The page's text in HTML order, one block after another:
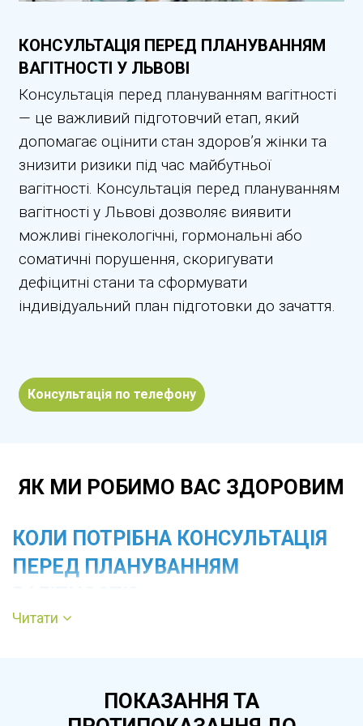
КОНСУЛЬТАЦІЯ ПЕРЕД ПЛАНУВАННЯМ
ВАГІТНОСТІ У ЛЬВОВІ
Консультація перед плануванням вагітності
— це важливий підготовчий етап, який
допомагає оцінити стан здоров’я жінки та
знизити ризики під час майбутньої
вагітності. Консультація перед плануванням
вагітності у Львові дозволяє виявити
можливі гінекологічні, гормональні або
соматичні порушення, скоригувати
дефіцитні стани та сформувати
індивідуальний план підготовки до зачаття.
Консультація по телефону
ЯК МИ РОБИМО ВАС ЗДОРОВИМ
КОЛИ ПОТРІБНА КОНСУЛЬТАЦІЯ
ПЕРЕД ПЛАНУВАННЯМ
гінекологічних захворювань, оперативних
втручань, викиднів або ускладнених
Читати
ПОКАЗАННЯ ТА